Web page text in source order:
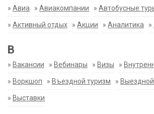
» Авиа » Авиакомпании » Автобусные
» Активный отдых » Акции » Аналитика »
В
» Вакансии » Вебинары » Визы »
» Воркшоп » Въездной туризм »
» Выставки